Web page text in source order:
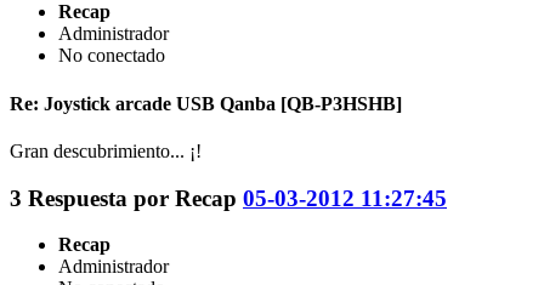
Recap
Administrador
No conectado
Re: Joystick arcade USB Qanba [QB-P3HSHB]
Gran descubrimiento... ¡!
3 Respuesta por Recap 05-03-2012 11:27:45
Recap
Administrador